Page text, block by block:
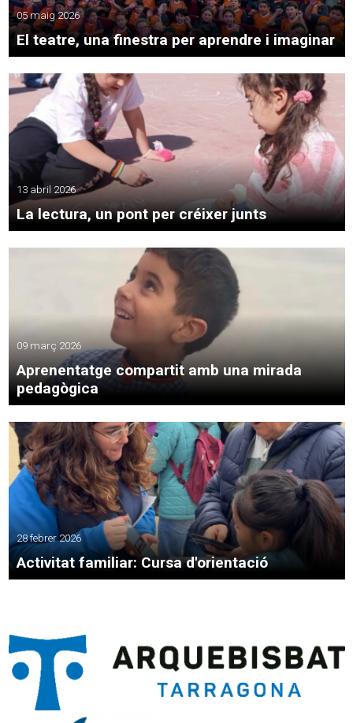
05 maig 2026
El teatre, una finestra per aprendre i imaginar
13 abril 2026
La lectura, un pont per créixer junts
09 març 2026
Aprenentatge compartit amb una mirada
pedagògica
28 febrer 2026
Activitat familiar: Cursa d'orientació